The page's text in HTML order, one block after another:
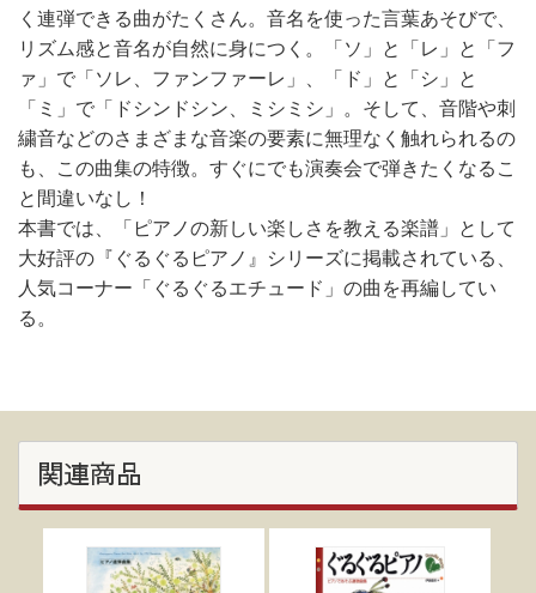
く連弾できる曲がたくさん。音名を使った言葉あそびで、
リズム感と音名が自然に身につく。「ソ」と「レ」と「フ
ァ」で「ソレ、ファンファーレ」、「ド」と「シ」と
「ミ」で「ドシンドシン、ミシミシ」。そして、音階や刺
繍音などのさまざまな音楽の要素に無理なく触れられるの
も、この曲集の特徴。すぐにでも演奏会で弾きたくなるこ
と間違いなし！
本書では、「ピアノの新しい楽しさを教える楽譜」として
大好評の『ぐるぐるピアノ』シリーズに掲載されている、
人気コーナー「ぐるぐるエチュード」の曲を再編してい
る。
関連商品